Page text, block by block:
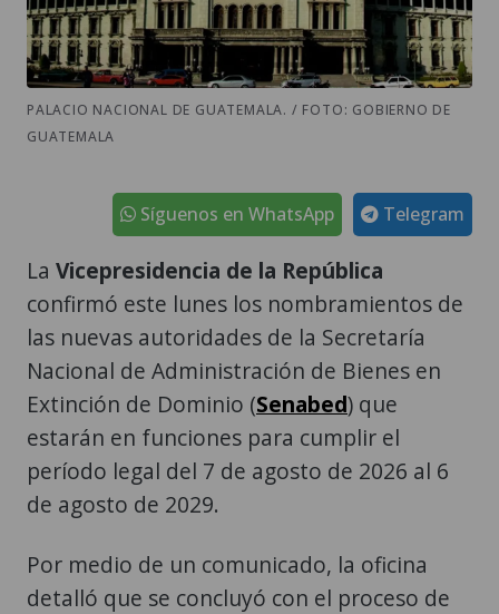
PALACIO NACIONAL DE GUATEMALA. / FOTO: GOBIERNO DE
GUATEMALA
Telegram
Síguenos en WhatsApp
La Vicepresidencia de la República
confirmó este lunes los nombramientos de
las nuevas autoridades de la Secretaría
Nacional de Administración de Bienes en
Extinción de Dominio (Senabed) que
estarán en funciones para cumplir el
período legal del 7 de agosto de 2026 al 6
de agosto de 2029.
Por medio de un comunicado, la oficina
detalló que se concluyó con el proceso de